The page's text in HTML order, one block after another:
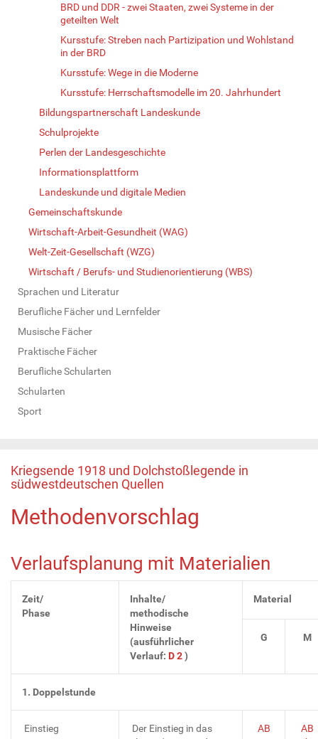
BRD und DDR - zwei Staaten, zwei Systeme in der
geteilten Welt
Kursstufe: Streben nach Partizipation und Wohlstand
in der BRD
Kursstufe: Wege in die Moderne
Kursstufe: Herrschaftsmodelle im 20. Jahrhundert
Bildungspartnerschaft Landeskunde
Schulprojekte
Perlen der Landesgeschichte
Informationsplattform
Landeskunde und digitale Medien
Gemeinschaftskunde
Wirtschaft-Arbeit-Gesundheit (WAG)
Welt-Zeit-Gesellschaft (WZG)
Wirtschaft / Berufs- und Studienorientierung (WBS)
Sprachen und Literatur
Berufliche Fächer und Lernfelder
Musische Fächer
Praktische Fächer
Berufliche Schularten
Schularten
Sport
Kriegsende 1918 und Dolchstoßlegende in
südwestdeutschen Quellen
Methodenvorschlag
Verlaufsplanung mit Materialien
Zeit/
Phase
Inhalte/
methodische
Hinweise
(ausführlicher
Verlauf: D 2)
Material
G M
1. Doppelstunde
Einstieg
Der Einstieg in das
AB
AB